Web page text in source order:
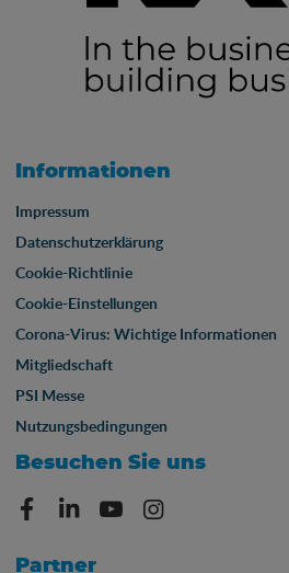
Informationen
Impressum
Datenschutzerklärung
Cookie-Richtlinie
Cookie-Einstellungen
Corona-Virus: Wichtige Informationen
Mitgliedschaft
PSI Messe
Nutzungsbedingungen
Besuchen Sie uns
Partner